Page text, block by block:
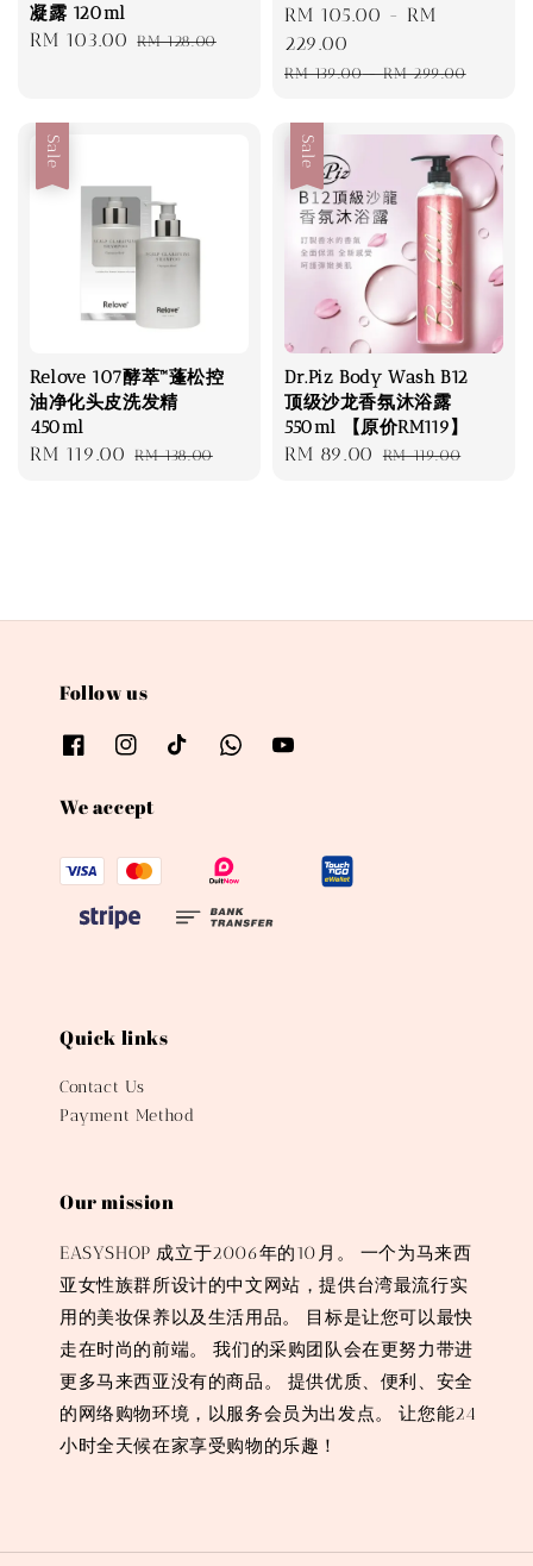
凝露 120ml
Sale
RM 103.00 Regular
RM 128.00
Sale
price
RM 105.00 - RM
229.00
Regular
RM 139.00-RM 299.00
Sale
Relove 107酵萃™蓬松控
油净化头皮洗发精
450ml
Sale
RM 119.00 Regular
RM 138.00
Sale
Dr.Piz Body Wash B12
顶级沙龙香氛沐浴露
550ml 【原价RM119】
Sale
RM 89.00 Regular
RM 119.00
Follow us
We accept
Quick links
Contact Us
Payment Method
Our mission
EASYSHOP 成立于2006年的10月。 一个为马来西
亚女性族群所设计的中文网站，提供台湾最流行实
用的美妆保养以及生活用品。 目标是让您可以最快
走在时尚的前端。 我们的采购团队会在更努力带进
更多马来西亚没有的商品。 提供优质、便利、安全
的网络购物环境，以服务会员为出发点。 让您能24
小时全天候在家享受购物的乐趣！